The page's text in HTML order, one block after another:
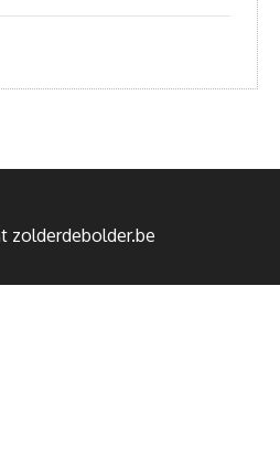
zolderdebolder.be